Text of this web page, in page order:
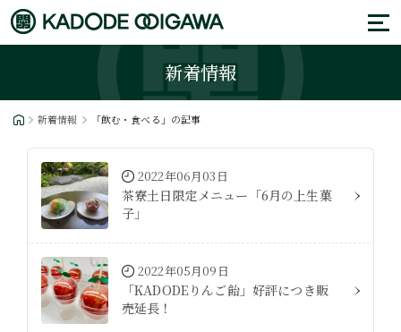
新着情報
新着情報 「飲む・食べる」の記事
2022年06月03日
茶寮土日限定メニュー「6月の上生菓
子」
2022年05月09日
「KADODEりんご飴」好評につき販
売延長！